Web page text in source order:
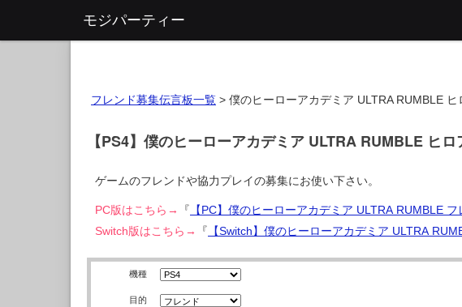
モジパーティー
フレンド募集伝言板一覧 > 僕のヒーローアカデミア ULTRA RUMBLE
【PS4】僕のヒーローアカデミア ULTRA RUMBLE ヒ
ゲームのフレンドや協力プレイの募集にお使い下さい。
PC版はこちら→ 『 【PC】僕のヒーローアカデミア ULTRA RUMBLE
Switch版はこちら→
『 【Switch】僕のヒーローアカデミア ULTRA
機種
目的